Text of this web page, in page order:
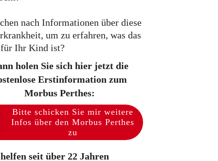
nach Informationen über diese
um zu erfahren, was das
Ihr Kind ist?
holen Sie sich hier jetzt die
Erstinformation zum
Morbus Perthes:
Bitte schicken Sie mir weitere
Infos über den Morbus Perthes
zu
seit über 22 Jahren